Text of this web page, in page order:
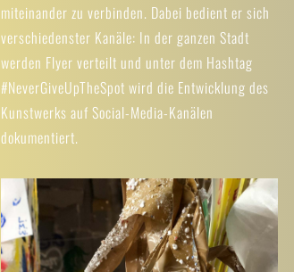
miteinander zu verbinden. Dabei bedient er sich
verschiedenster Kanäle: In der ganzen Stadt
werden Flyer verteilt und unter dem Hashtag
#NeverGiveUpTheSpot wird die Entwicklung des
Kunstwerks auf Social-Media-Kanälen
dokumentiert.